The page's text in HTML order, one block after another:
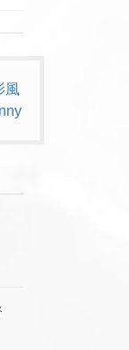
風